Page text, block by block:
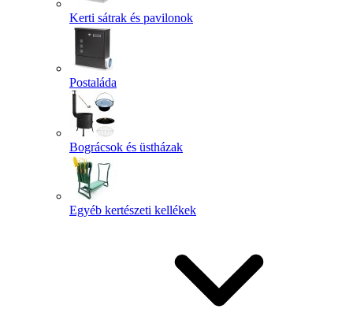
Kerti sátrak és pavilonok
Postaláda
Bográcsok és üstházak
Egyéb kertészeti kellékek